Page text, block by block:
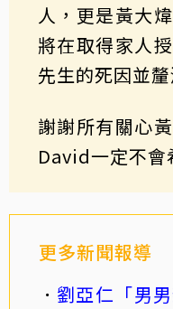
人，更是黃大
將在取得家人
先生的死因並
謝謝所有關心
David一定不會
更多新聞報導
劉亞仁「男